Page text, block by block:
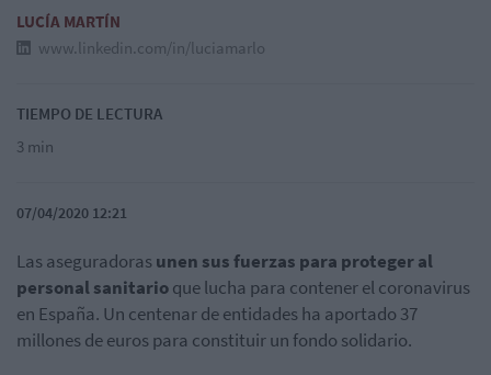
LUCÍA MARTÍN
www.linkedin.com/in/luciamarlo
TIEMPO DE LECTURA
3 min
07/04/2020 12:21
Las aseguradorasunen sus fuerzas para proteger al
personal sanitarioque lucha para contener el coronavirus
en España. Un centenar de entidades ha aportado 37
millones de euros para constituir un fondo solidario.